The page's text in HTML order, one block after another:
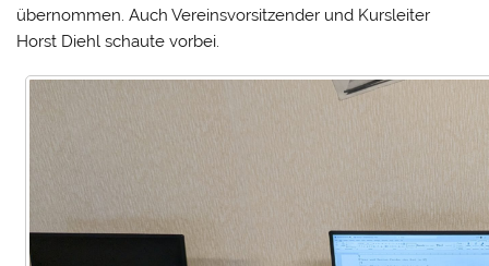
übernommen. Auch Vereinsvorsitzender und Kursleiter
Horst Diehl schaute vorbei.